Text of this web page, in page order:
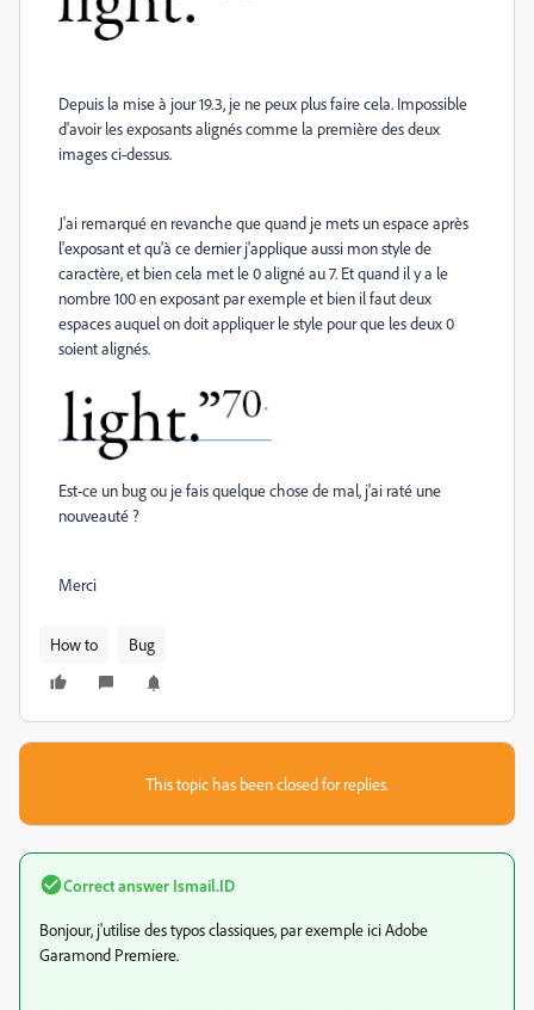
Depuis la mise à jour 19.3, je ne peux plus faire cela. Impossible
d'avoir les exposants alignés comme la première des deux
images ci-dessus.
J'ai remarqué en revanche que quand je mets un espace après
l'exposant et qu'à ce dernier j'applique aussi mon style de
caractère, et bien cela met le 0 aligné au 7. Et quand il y a le
nombre 100 en exposant par exemple et bien il faut deux
espaces auquel on doit appliquer le style pour que les deux 0
soient alignés.
Est-ce un bug ou je fais quelque chose de mal, j'ai raté une
nouveauté ?
Merci
How to Bug
This topic has been closed for replies.
Correct answer Ismail.ID
Bonjour, j'utilise des typos classiques, par exemple ici Adobe
Garamond Premiere.